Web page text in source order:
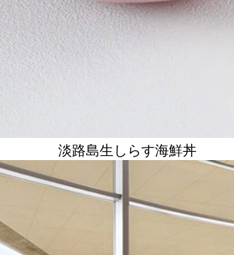
淡路島生しらす海鮮丼